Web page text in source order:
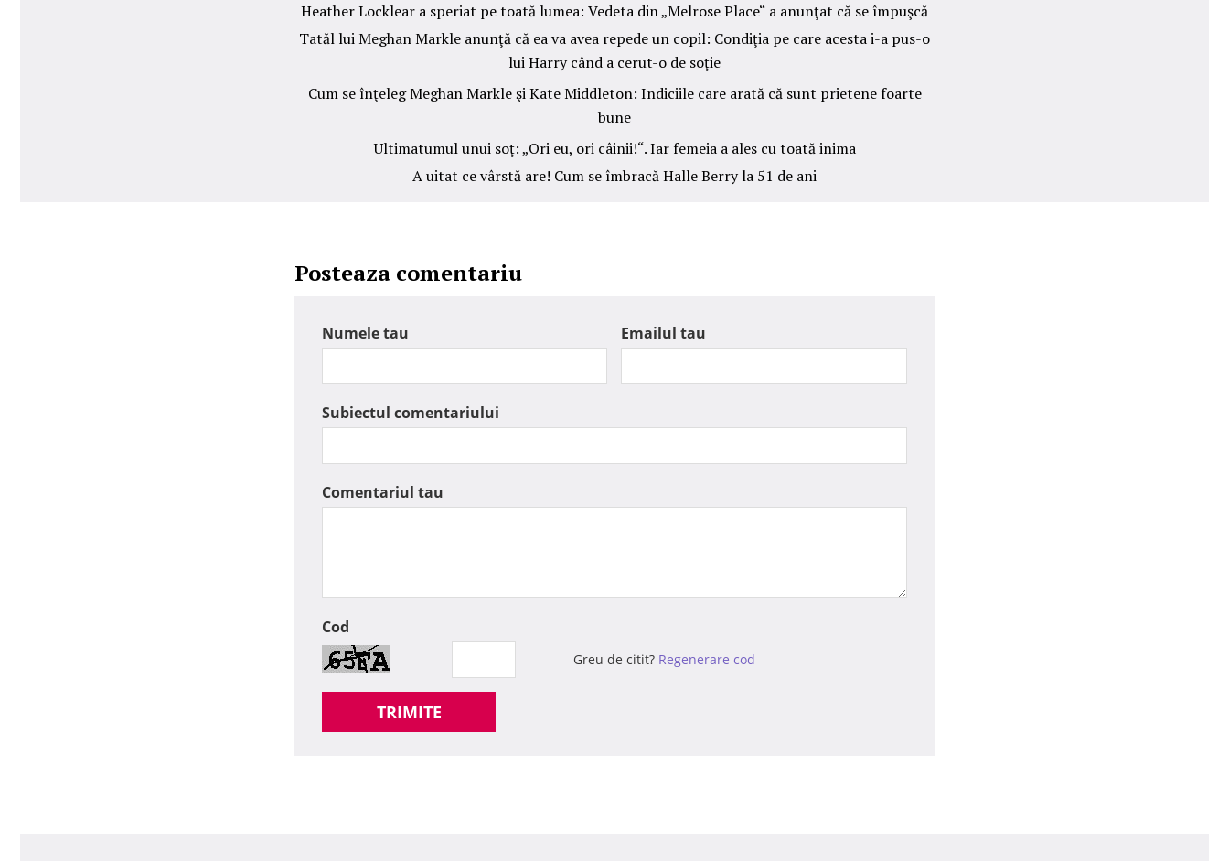
Heather Locklear a speriat pe toată lumea: Vedeta din „Melrose Place“ a anunţat că se împuşcă
Tatăl lui Meghan Markle anunţă că ea va avea repede un copil: Condiţia pe care acesta i-a pus-o
lui Harry când a cerut-o de soţie
Cum se înţeleg Meghan Markle şi Kate Middleton: Indiciile care arată că sunt prietene foarte
bune
Ultimatumul unui soţ: „Ori eu, ori câinii!“. Iar femeia a ales cu toată inima
A uitat ce vârstă are! Cum se îmbracă Halle Berry la 51 de ani
Posteaza comentariu
Numele tau Emailul tau
Subiectul comentariului
Comentariul tau
Cod
Greu de citit? Regenerare cod
TRIMITE